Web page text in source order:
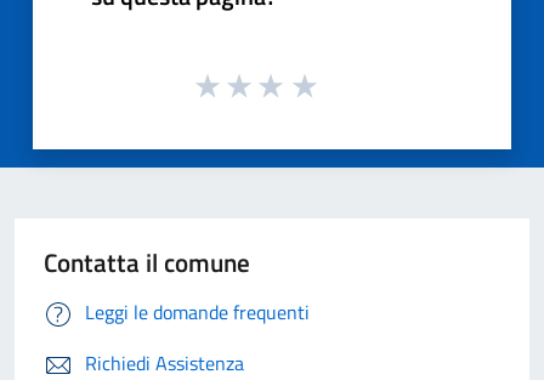
Contatta il comune
Leggi le domande frequenti
Richiedi Assistenza